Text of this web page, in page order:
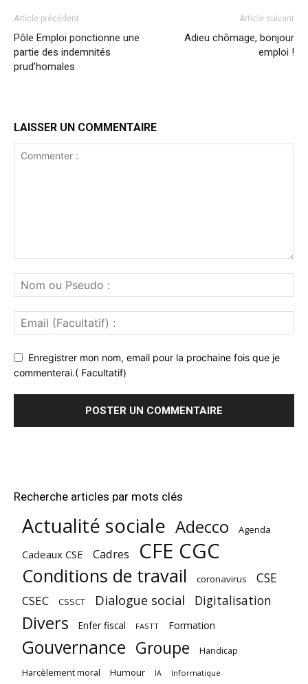
Article précédent
Pôle Emploi ponctionne une
partie des indemnités
prud’homales
Article suivant
Adieu chômage, bonjour
emploi !
LAISSER UN COMMENTAIRE
Enregistrer mon nom, email pour la prochaine fois que je
commenterai.( Facultatif)
Recherche articles par mots clés
Actualité sociale Adecco Agenda
Cadeaux CSE Cadres CFE CGC
Conditions de travail coronavirus CSE
CSEC CSSCT Dialogue social Digitalisation
Divers Enfer fiscal FASTT Formation
Gouvernance Groupe Handicap
Harcèlement moral Humour IA Informatique